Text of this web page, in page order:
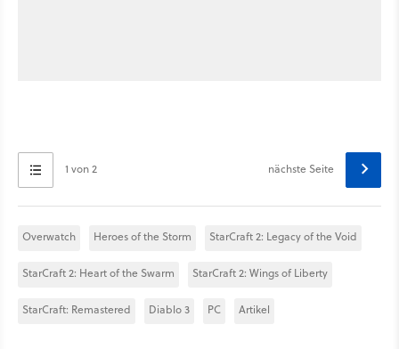
1 von 2 nächste Seite
Overwatch Heroes of the Storm StarCraft 2: Legacy of the Void
StarCraft 2: Heart of the Swarm StarCraft 2: Wings of Liberty
StarCraft: Remastered Diablo 3 PC Artikel